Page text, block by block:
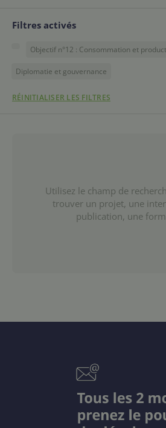
Filtres activés
Objectif n°12 : Consommation et
Diplomatie et gouvernance
RÉINITIALISER LES FILTRES
Utilisez le champ de
trouver un projet, une
publication, une